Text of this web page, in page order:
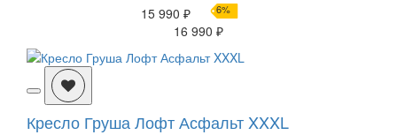
15 990 ₽ 6%
16 990 ₽
Кресло Груша Лофт Асфальт XXXL